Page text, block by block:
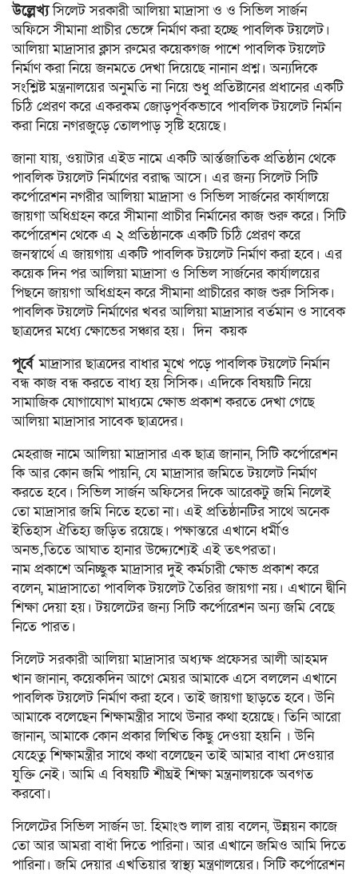
উল্লেখ্যসিলেট সরকারী আলিয়া মাদ্রাসা ও ও সিভিল সার্জন
অফিসে সীমানা প্রাচীর ভেঙ্গে নির্মাণ করা হচ্ছে পাবলিক টয়লেট।
আলিয়া মাদ্রাসার ক্লাস রুমের কয়েকগজ পাশে পাবলিক টয়লেট
নির্মাণ করা নিয়ে জনমতে দেখা দিয়েছে নানান প্রশ্ন। অন্যদিকে
সংশ্লিষ্ট মন্ত্রনালয়ের অনুমতি না নিয়ে শুধু প্রতিষ্টানের প্রধানের একটি
চিঠি প্রেরণ করে একরকম জোড়পূর্বকভাবে পাবলিক টয়লেট নির্মান
করা নিয়ে নগরজুড়ে তোলপাড় সৃষ্টি হয়েছে।
জানা যায়, ওয়াটার এইড নামে একটি আর্ন্তজাতিক প্রতিষ্ঠান থেকে
পাবলিক টয়লেট নির্মাণের বরাদ্ধ আসে। এর জন্য সিলেট সিটি
কর্পোরেশন নগরীর আলিয়া মাদ্রাসা ও সিভিল সার্জনের কার্যালয়ে
জায়গা অধিগ্রহন করে সীমানা প্রাচীর নির্মানের কাজ শুরু করে। সিটি
কর্পোরেশন থেকে এ ২ প্রতিষ্ঠানকে একটি চিঠি প্রেরণ করে
জনস্বার্থে এ জায়গায় একটি পাবলিক টয়লেট নির্মাণ করা হবে। এর
কয়েক দিন পর আলিয়া মাদ্রাসা ও সিভিল সার্জনের কার্যালয়ের
পিছনে জায়গা অধিগ্রহন করে সীমানা প্রাচীরের কাজ শুরু সিসিক।
পাবলিক টয়লেট নির্মাণের খবর আলিয়া মাদ্রাসার বর্তমান ও সাবেক
ছাত্রদের মধ্যে ক্ষোভের সঞ্চার হয়। দিন কয়ক
পূর্বেমাদ্রাসার ছাত্রদের বাধার মূখে পড়ে পাবলিক টয়লেট নির্মান
বন্ধ কাজ বন্ধ করতে বাধ্য হয় সিসিক। এদিকে বিষয়টি নিয়ে
সামাজিক যোগাযোগ মাধ্যমে ক্ষোভ প্রকাশ করতে দেখা গেছে
আলিয়া মাদ্রাসার সাবেক ছাত্রদের।
মেহরাজ নামে আলিয়া মাদ্রাসার এক ছাত্র জানান, সিটি কর্পোরেশন
কি আর কোন জমি পায়নি, যে মাদ্রাসার জমিতে টয়লেট নির্মাণ
করতে হবে। সিভিল সার্জন অফিসের দিকে আরেকটু জমি নিলেই
তো মাদ্রাসার জমি নিতে হতো না। এই প্রতিষ্ঠানটির সাথে অনেক
ইতিহাস ঐতিহ্য জড়িত রয়েছে। পক্ষান্তরে এখানে ধর্মীও
অনভ‚তিতে আঘাত হানার উদ্দ্যেশ্যেই এই তৎপরতা।
নাম প্রকাশে অনিচ্ছুক মাদ্রাসার দুই কর্মচারী ক্ষোভ প্রকাশ করে
বলেন, মাদ্রাসাতো পাবলিক টয়লেট তৈরির জায়গা নয়। এখানে দ্বীনি
শিক্ষা দেয়া হয়। টয়লেটের জন্য সিটি কর্পোরেশন অন্য জমি বেছে
নিতে পারত।
সিলেট সরকারী আলিয়া মাদ্রাসার অধ্যক্ষ প্রফেসর আলী আহমদ
খান জানান, কয়েকদিন আগে মেয়র আমাকে এসে বললেন এখানে
পাবলিক টয়লেট নির্মাণ করা হবে। তাই জায়গা ছাড়তে হবে। উনি
আমাকে বলেছেন শিক্ষামন্ত্রীর সাথে উনার কথা হয়েছে। তিনি আরো
জানান, আমাকে কোন প্রকার লিখিত কিছু দেওয়া হয়নি । উনি
যেহেতু শিক্ষামন্ত্রীর সাথে কথা বলেছেন তাই আমার বাধা দেওয়ার
যুক্তি নেই। আমি এ বিষয়টি শীঘ্রই শিক্ষা মন্ত্রনালয়কে অবগত
করবো।
সিলেটের সিভিল সার্জন ডা. হিমাংশু লাল রায় বলেন, উন্নয়ন কাজে
তো আর আমরা বাধাঁ দিতে পারিনা। আর এখানে জমিও আমি দিতে
পারিনা। জমি দেয়ার এখতিয়ার স্বাস্থ্য মন্ত্রণালয়ের। সিটি কর্পোরেশন